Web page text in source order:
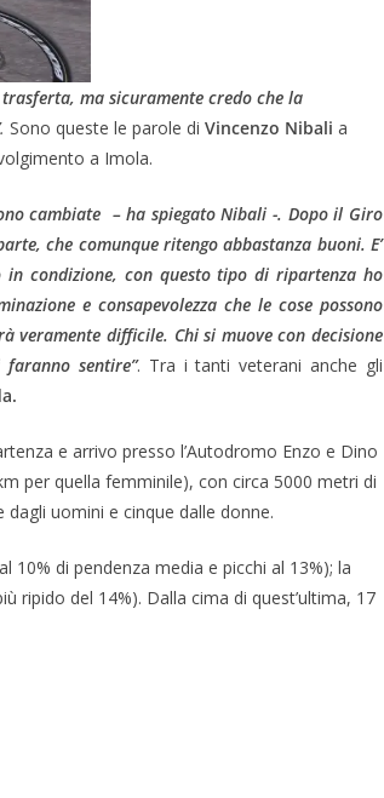
ma sicuramente credo che la
. Sono queste le parole di Vincenzo Nibali a
a Imola.
cambiate – ha spiegato Nibali -. Dopo il Giro
che comunque ritengo abbastanza buoni. E’
condizione, con questo tipo di ripartenza ho
e consapevolezza che le cose possono
veramente difficile. Chi si muove con decisione
sentire”. Tra i tanti veterani anche gli
e arrivo presso l’Autodromo Enzo e Dino
per quella femminile), con circa 5000 metri di
uomini e cinque dalle donne.
10% di pendenza media e picchi al 13%); la
ripido del 14%). Dalla cima di quest’ultima, 17